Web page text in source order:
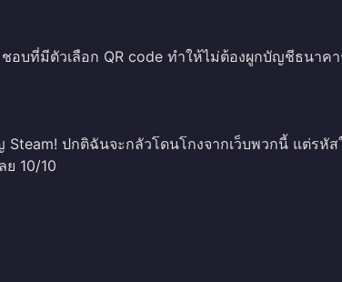
อบที่มีตัวเลือก QR code ทำให้ไม่ต้องผูกบัญชีธนาค
Steam! ปกติฉันจะกลัวโดนโกงจากเว็บพวกนี้ แต่รหัส
ย 10/10